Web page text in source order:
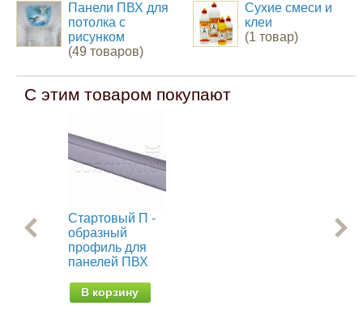
Панели ПВХ для
потолка с
рисунком
(49 товаров)
Сухие смеси и
клеи
(1 товар)
С этим товаром покупают
Стартовый П -
образный
профиль для
панелей ПВХ
В корзину